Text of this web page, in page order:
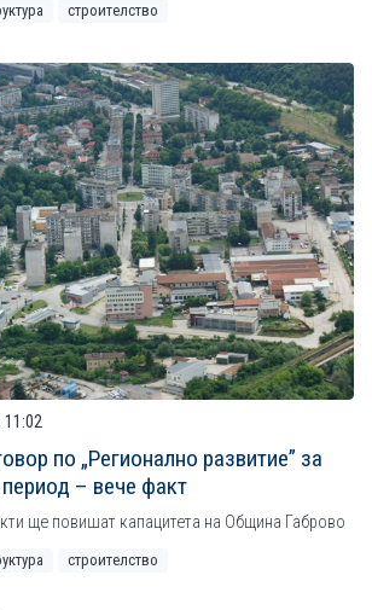
строителство
11:02
по „Регионално развитие” за
– вече факт
ще повишат капацитета на Община Габрово
строителство